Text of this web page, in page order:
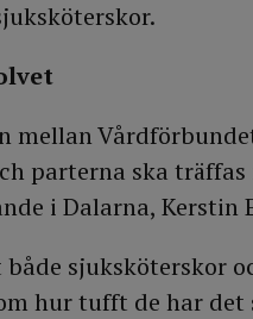
mellan
parterna ska träffas
i Dalarna, Kerstin
sjuksköterskor
hur tufft de har